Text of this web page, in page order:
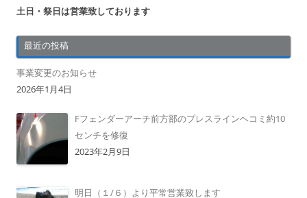
土日・祭日は営業致しております
最近の投稿
事業変更のお知らせ
2026年1月4日
Fフェンダーアーチ前方部のプレスラインヘコミ約10
センチを修復
2023年2月9日
明日（１/６）より平常営業致します